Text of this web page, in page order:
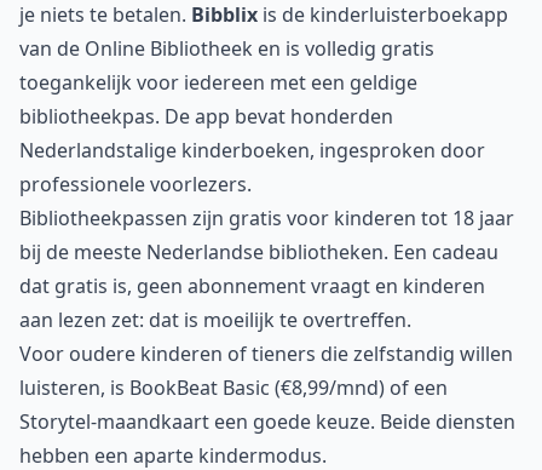
je niets te betalen. Bibblix is de kinderluisterboekapp
van de Online Bibliotheek en is volledig gratis
toegankelijk voor iedereen met een geldige
bibliotheekpas. De app bevat honderden
Nederlandstalige kinderboeken, ingesproken door
professionele voorlezers.
Bibliotheekpassen zijn gratis voor kinderen tot 18 jaar
bij de meeste Nederlandse bibliotheken. Een cadeau
dat gratis is, geen abonnement vraagt en kinderen
aan lezen zet: dat is moeilijk te overtreffen.
Voor oudere kinderen of tieners die zelfstandig willen
luisteren, is BookBeat Basic (€8,99/mnd) of een
Storytel-maandkaart een goede keuze. Beide diensten
hebben een aparte kindermodus.